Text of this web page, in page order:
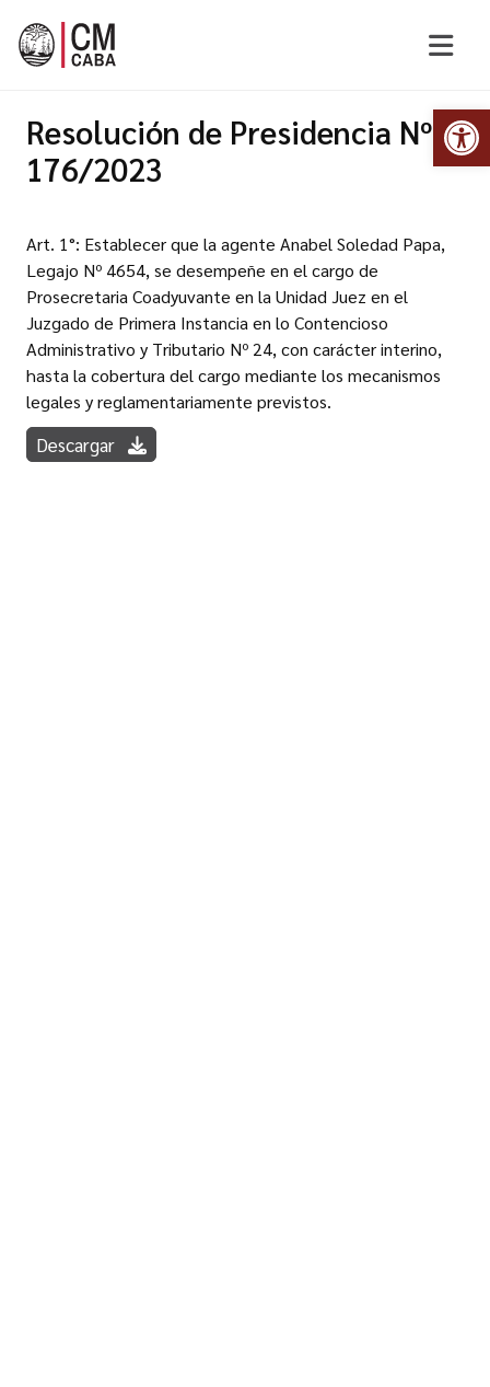
Resolución de Presidencia Nº
176/2023
Art. 1°: Establecer que la agente Anabel Soledad Papa,
Legajo Nº 4654, se desempeñe en el cargo de
Prosecretaria Coadyuvante en la Unidad Juez en el
Juzgado de Primera Instancia en lo Contencioso
Administrativo y Tributario Nº 24, con carácter interino,
hasta la cobertura del cargo mediante los mecanismos
legales y reglamentariamente previstos.
Descargar